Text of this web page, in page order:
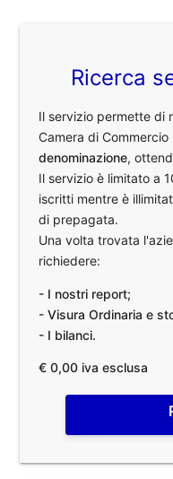
Ricerca
Il servizio permette di
Camera di
denominazione,
Il servizio è limitato a
iscritti mentre è
di prepagata.
Una volta trovata
richiedere:
- I nostri report;
- Visura Ordinaria e
- I bilanci.
€ 0,00 iva esclusa